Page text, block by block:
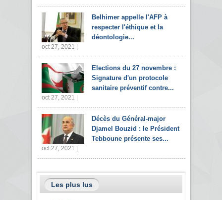
Belhimer appelle l'AFP à
respecter l'éthique et la
déontologie...
oct 27, 2021 |
Elections du 27 novembre :
Signature d'un protocole
sanitaire préventif contre...
oct 27, 2021 |
Décès du Général-major
Djamel Bouzid : le Président
Tebboune présente ses...
oct 27, 2021 |
Les plus lus